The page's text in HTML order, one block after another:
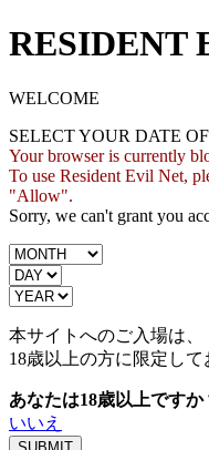
RESIDENT
WELCOME
SELECT YOUR DATE
Your browser is currently
To use Resident Evil Net,
"Allow".
Sorry, we can't grant you
本サイトへのご入場は、
18歳以上の方に限定して
あなたは18歳以上ですか
いいえ